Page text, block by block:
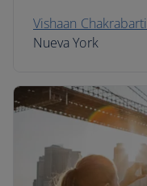
Vishaan Chakrabarti
Nueva York